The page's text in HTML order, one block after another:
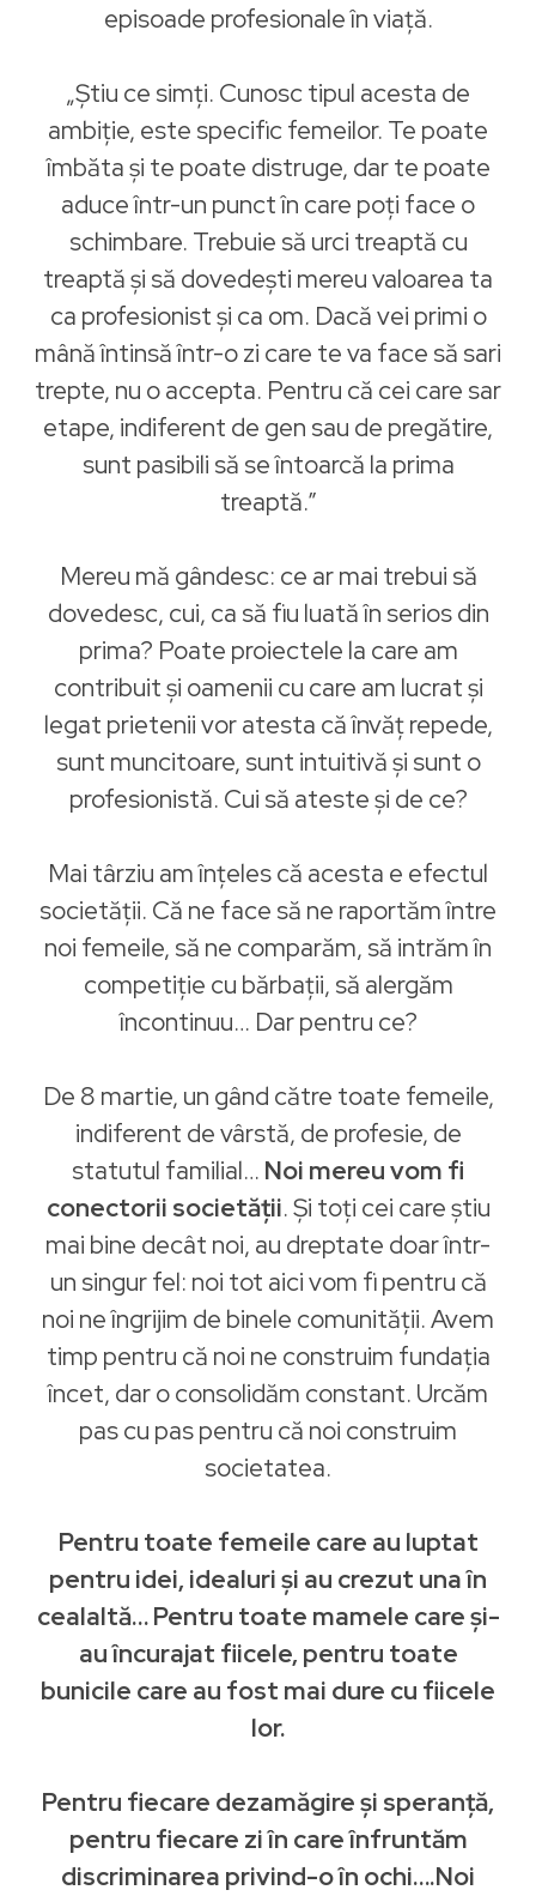
episoade profesionale în viață.
„Știu ce simți. Cunosc tipul acesta de
ambiție, este specific femeilor. Te poate
îmbăta și te poate distruge, dar te poate
aduce într-un punct în care poți face o
schimbare. Trebuie să urci treaptă cu
treaptă și să dovedești mereu valoarea ta
ca profesionist și ca om. Dacă vei primi o
mână întinsă într-o zi care te va face să sari
trepte, nu o accepta. Pentru că cei care sar
etape, indiferent de gen sau de pregătire,
sunt pasibili să se întoarcă la prima
treaptă.”
Mereu mă gândesc: ce ar mai trebui să
dovedesc, cui, ca să fiu luată în serios din
prima? Poate proiectele la care am
contribuit și oamenii cu care am lucrat și
legat prietenii vor atesta că învăț repede,
sunt muncitoare, sunt intuitivă și sunt o
profesionistă. Cui să ateste și de ce?
Mai târziu am înțeles că acesta e efectul
societății. Că ne face să ne raportăm între
noi femeile, să ne comparăm, să intrăm în
competiție cu bărbații, să alergăm
încontinuu… Dar pentru ce?
De 8 martie, un gând către toate femeile,
indiferent de vârstă, de profesie, de
statutul familial… Noi mereu vom fi
conectorii societății. Și toți cei care știu
mai bine decât noi, au dreptate doar într-
un singur fel: noi tot aici vom fi pentru că
noi ne îngrijim de binele comunității. Avem
timp pentru că noi ne construim fundația
încet, dar o consolidăm constant. Urcăm
pas cu pas pentru că noi construim
societatea.
Pentru toate femeile care au luptat
pentru idei, idealuri și au crezut una în
cealaltă… Pentru toate mamele care și-
au încurajat fiicele, pentru toate
bunicile care au fost mai dure cu fiicele
lor.
Pentru fiecare dezamăgire și speranță,
pentru fiecare zi în care înfruntăm
discriminarea privind-o în ochi….Noi